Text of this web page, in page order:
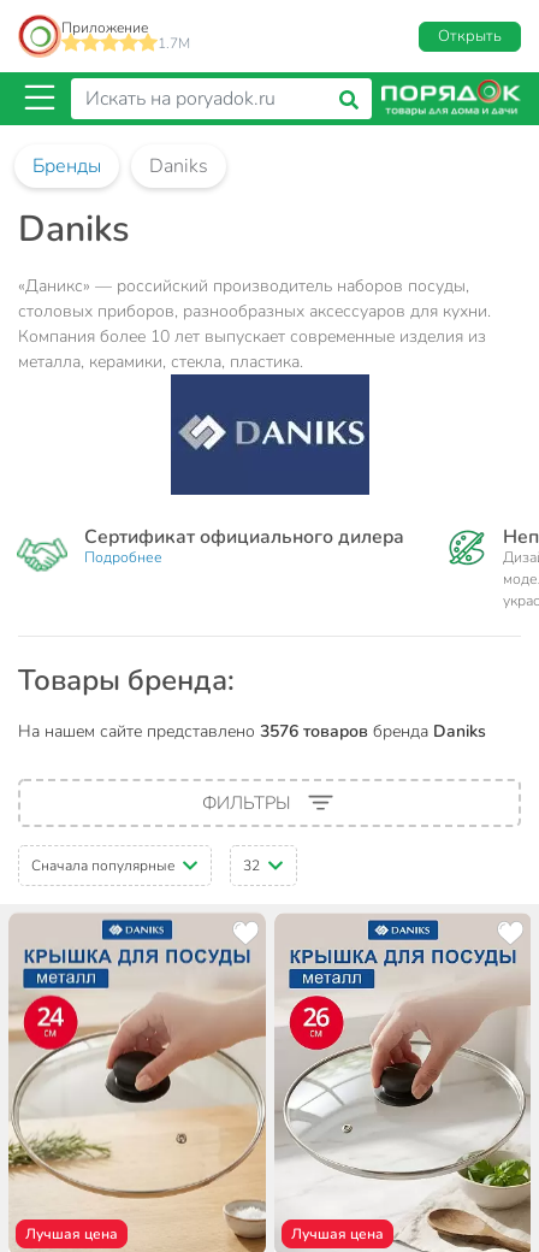
Приложение
1.7M
Открыть
Бренды Daniks
Daniks
«Даникс» — российский производитель наборов посуды,
столовых приборов, разнообразных аксессуаров для кухни.
Компания более 10 лет выпускает современные изделия из
металла, керамики, стекла, пластика.
Сертификат официального дилера
Подробнее
Товары бренда:
На нашем сайте представлено 3576 товаров бренда Daniks
ФИЛЬТРЫ
Сначала популярные 32
Лучшая цена Лучшая цена